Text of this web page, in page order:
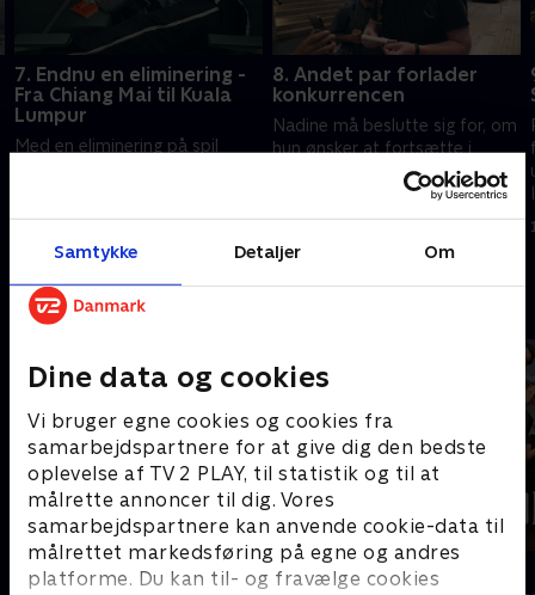
Samtykke Detaljer Om
Dine data og cookies
Vi bruger egne cookies og cookies fra
samarbejdspartnere for at give dig den bedste
oplevelse af TV 2 PLAY, til statistik og til at
målrette annoncer til dig. Vores
samarbejdspartnere kan anvende cookie-data til
målrettet markedsføring på egne og andres
platforme. Du kan til- og fravælge cookies
7. Endnu en eliminering -
Fra Chiang Mai til Kuala
Lumpur
Med en eliminering på spil
i ræset.
29. april 2024 • 40 min
8. Andet par forlader
konkurrencen
Nadine må beslutte sig for, om
hun ønsker at fortsætte i
konkurrencen. Samtidig ræser
alle parrene til Kuala Lumpur,
hvor endnu et par må forlade
Andre så også
Landmand søger kærlighed Forræder